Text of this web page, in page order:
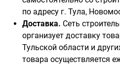
по адресу г. Тула,
Доставка. Сеть
организует доставку
Тульской области и
товара осуществляется